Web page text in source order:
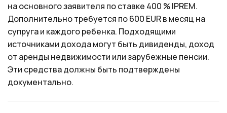
на основного заявителя по ставке 400 % IPREM.
Дополнительно требуется по 600 EUR в месяц на
супруга и каждого ребенка. Подходящими
источниками дохода могут быть дивиденды, доход
от аренды недвижимости или зарубежные пенсии.
Эти средства должны быть подтверждены
документально.